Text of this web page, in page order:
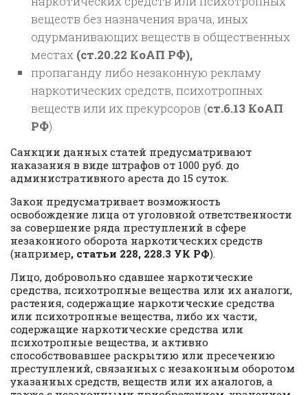
веществ без назначения врача, иных
одурманивающих веществ в общественных
местах (ст.20.22 КоАП РФ),
пропаганду либо незаконную рекламу
наркотических средств, психотропных
веществ или их прекурсоров (ст.6.13 КоАП
РФ).
Санкции данных статей предусматривают
наказания в виде штрафов от 1000 руб. до
административного ареста до 15 суток.
Закон предусматривает возможность
освобождение лица от уголовной ответственности
за совершение ряда преступлений в сфере
незаконного оборота наркотических средств
(например, статьи 228, 228.3 УК РФ).
Лицо, добровольно сдавшее наркотические
средства, психотропные вещества или их аналоги,
растения, содержащие наркотические средства
или психотропные вещества, либо их части,
содержащие наркотические средства или
психотропные вещества, и активно
способствовавшее раскрытию или пресечению
преступлений, связанных с незаконным оборотом
указанных средств, веществ или их аналогов, а